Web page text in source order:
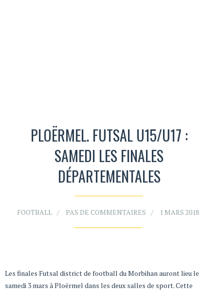
PLOËRMEL. FUTSAL U15/U17 :
SAMEDI LES FINALES
DÉPARTEMENTALES
FOOTBALL PAS DE COMMENTAIRES 1 MARS 2018
Les finales Futsal district de football du Morbihan auront lieu le
samedi 3 mars à Ploërmel dans les deux salles de sport. Cette